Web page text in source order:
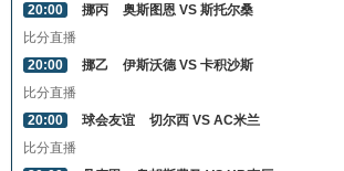
20:00
挪丙
奥斯图恩 VS 斯托尔桑
比分直播
20:00
挪乙
伊斯沃德 VS 卡积沙斯
比分直播
20:00
球会友谊
切尔西 VS AC米兰
比分直播